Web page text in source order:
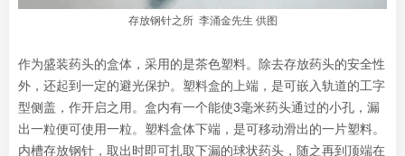
存放钢针之所 李涌金先生 供图
作为盛装药头的盒体，采用的是茶色塑料。除去存放药头的安全性
外，还起到一定的避光保护。塑料盒的上端，是可嵌入轨道的工字
型侧盖，作开启之用。盒内有一个能使3毫米药头通过的小孔，漏
出一粒便可使用一粒。塑料盒体下端，是可移动滑出的一片塑料。
内槽存放钢针，取出时即可扎取下漏的球状药头，随之再到顶端在